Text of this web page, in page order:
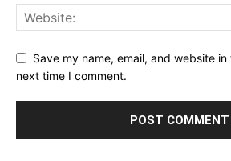
Save my name, email, and website
next time I comment.